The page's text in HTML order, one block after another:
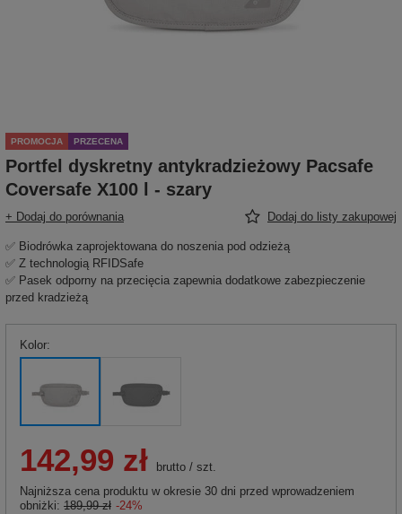
PROMOCJA PRZECENA
Portfel dyskretny antykradzieżowy Pacsafe
Coversafe X100 l - szary
+ Dodaj do porównania Dodaj do listy zakupowej
✅ Biodrówka zaprojektowana do noszenia pod odzieżą
✅ Z technologią RFIDSafe
✅ Pasek odporny na przecięcia zapewnia dodatkowe zabezpieczenie
przed kradzieżą
Kolor
142,99 zł brutto / szt.
Najniższa cena produktu w okresie 30 dni przed wprowadzeniem
obniżki: 189,99 zł -24%